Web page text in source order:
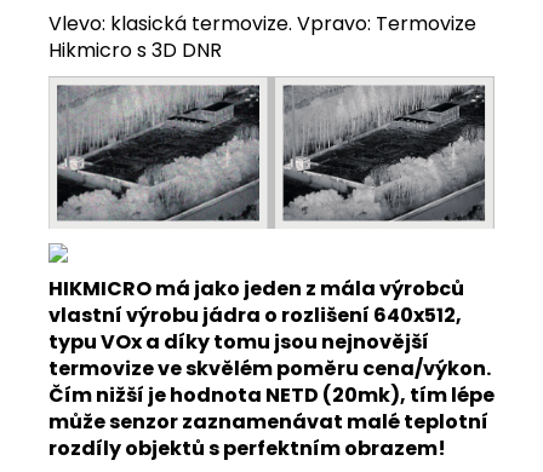
Vlevo: klasická termovize. Vpravo: Termovize
Hikmicro s 3D DNR
HIKMICRO má jako jeden z mála výrobců
vlastní výrobu jádra o rozlišení 640x512,
typu VOx a díky tomu jsou nejnovější
termovize ve skvělém poměru cena/výkon.
Čím nižší je hodnota NETD (20mk), tím lépe
může senzor zaznamenávat malé teplotní
rozdíly objektů s perfektním obrazem!